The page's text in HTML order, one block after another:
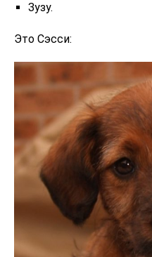
Зузу.
Это Сэсси: